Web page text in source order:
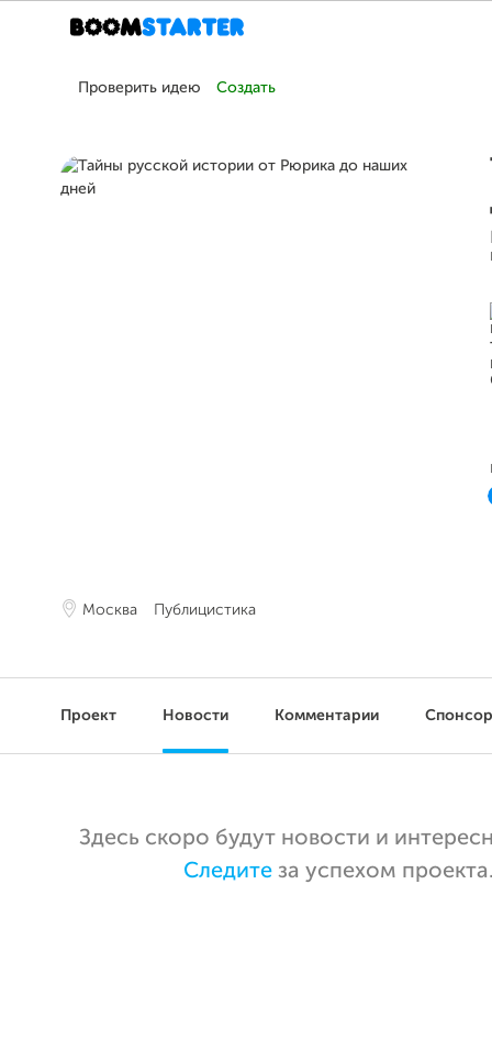
Проверить идею Создать
Москва Публицистика
Проект Новости Комментарии
Здесь скоро будут новости и
Следите за успехом